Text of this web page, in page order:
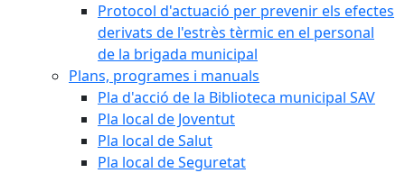
Protocol d'actuació per prevenir els efectes
derivats de l'estrès tèrmic en el personal
de la brigada municipal
Plans, programes i manuals
Pla d'acció de la Biblioteca municipal SAV
Pla local de Joventut
Pla local de Salut
Pla local de Seguretat